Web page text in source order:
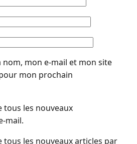
mon e-mail et mon site
mon prochain
tous les nouveaux
mail.
tous les nouveaux articles par